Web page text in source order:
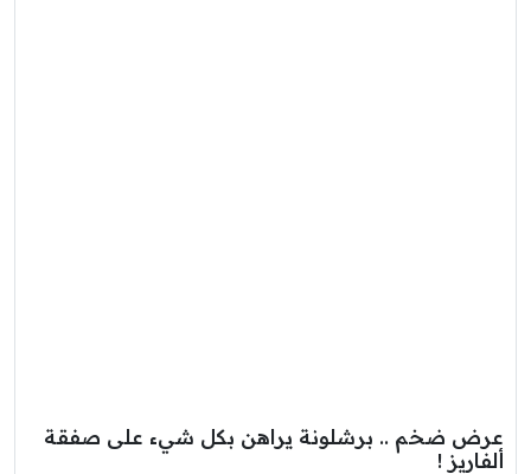
عرض ضخم .. برشلونة يراهن بكل شيء على صفقة
ألفاريز !